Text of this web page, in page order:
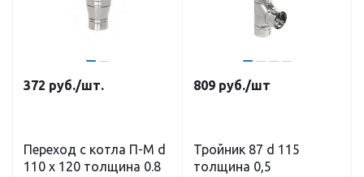
372 руб./шт.
Переход с котла П-М d
110 х 120 толщина 0.8
809 руб./шт
Тройник 87 d 115
толщина 0,5